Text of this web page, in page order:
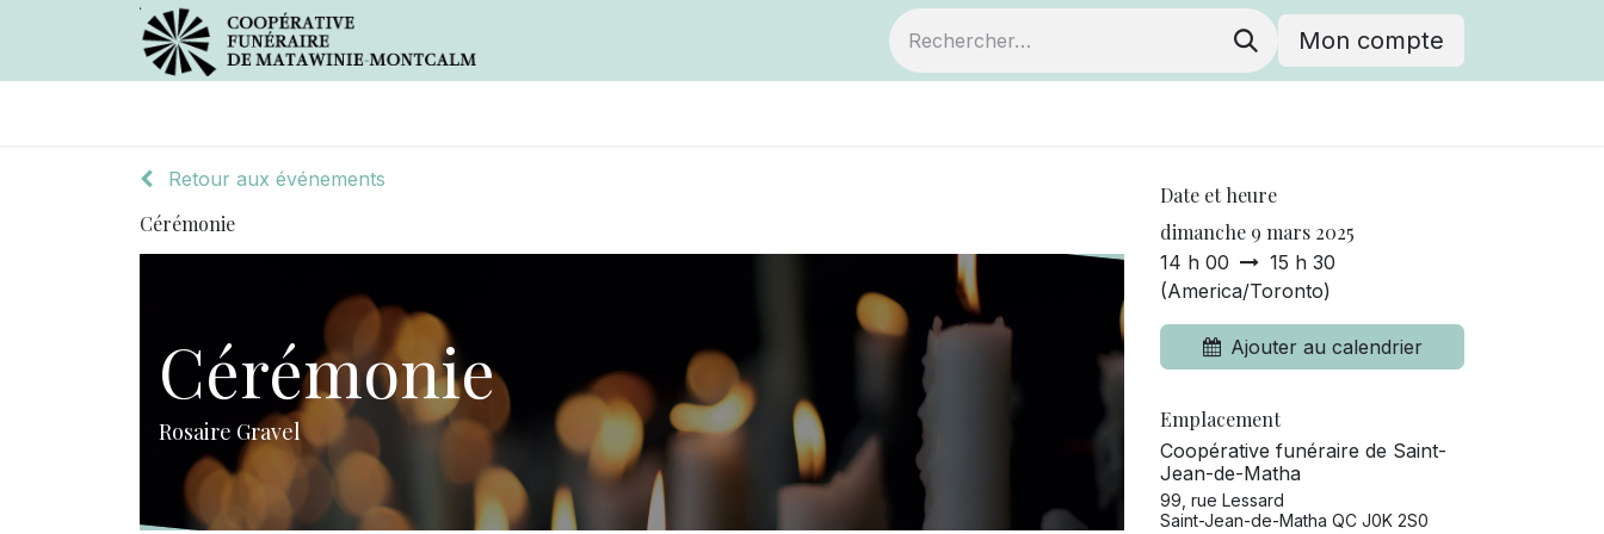
Mon compte
Retour aux événements
Cérémonie
Cérémonie
Rosaire Gravel
Date et heure
dimanche 9 mars 2025
14 h 00
15 h 30
(America/Toronto)
Ajouter au calendrier
Emplacement
Coopérative funéraire de Saint-
Jean-de-Matha
99, rue Lessard
Saint-Jean-de-Matha QC J0K 2S0